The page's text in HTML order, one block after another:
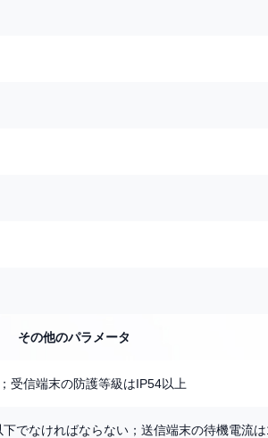
その他のパラメータ
受信端末の防護等級はIP54以上
でなければならない；送信端末の待機電流